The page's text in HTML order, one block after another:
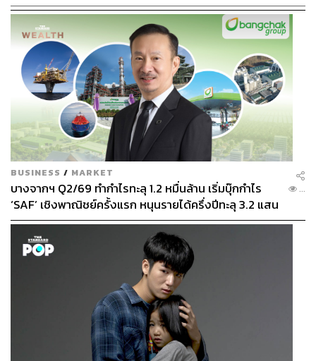
BUSINESS / MARKET
บางจากฯ Q2/69 ทำกำไรทะลุ 1.2 หมื่นล้าน เริ่มบุ๊กกำไร
‘SAF’ เชิงพาณิชย์ครั้งแรก หนุนรายได้ครึ่งปีทะลุ 3.2 แสน
ล้าน
...